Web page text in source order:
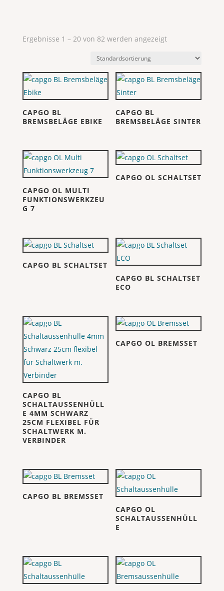
Ergebnisse 1 – 20 von 82 werden angezeigt
CAPGO BL
BREMSBELÄGE EBIKE
CAPGO BL
BREMSBELÄGE SINTER
CAPGO OL MULTI
FUNKTIONSWERKZEU
G 7
CAPGO OL SCHALTSET
CAPGO BL SCHALTSET
CAPGO BL SCHALTSET
ECO
CAPGO BL
SCHALTAUSSENHÜLL
E 4MM SCHWARZ
25CM FLEXIBEL FÜR
SCHALTWERK M.
VERBINDER
CAPGO OL BREMSSET
CAPGO BL BREMSSET
CAPGO OL
SCHALTAUSSENHÜLL
E